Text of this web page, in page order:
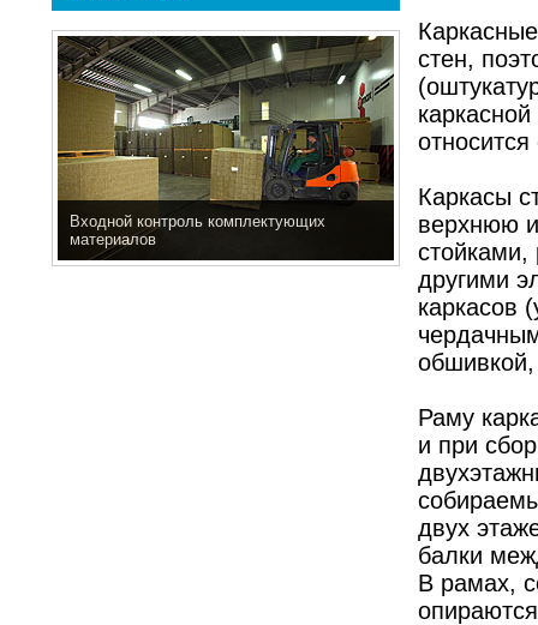
Входной контроль комплектующих
материалов
стен,
Каркасы
верхнюю
другими
каркасов
Раму
и при
двух
балки
В рамах,